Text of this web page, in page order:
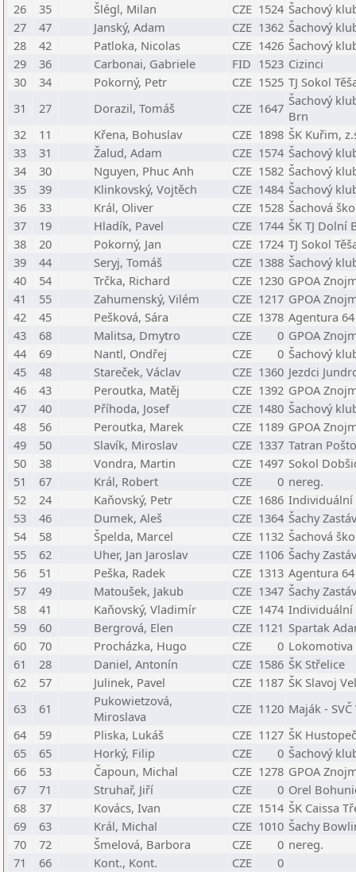
26
35 Šlégl, Milan CZE 1524 Šachový
27
47 Janský, Adam CZE 1362 Šachový
28
42 Patloka, Nicolas CZE 1426 Šachový
29
36 Carbonai, Gabriele FID 1523 Cizinci
30
34 Pokorný, Petr CZE 1525 TJ Sokol
31
27 Dorazil, Tomáš CZE 1647 Šachový
Brn
32
11 Křena, Bohuslav CZE 1898 ŠK Kuřim,
33
31 Žalud, Adam CZE 1574 Šachový
34
30 Nguyen, Phuc Anh CZE 1582 Šachový
35
39 Klinkovský, Vojtěch CZE 1484 Šachový
36
33 Král, Oliver CZE 1528 Šachová
37
19 Hladík, Pavel CZE 1744 ŠK TJ Dolní
38
20 Pokorný, Jan CZE 1724 TJ Sokol
39
44 Seryj, Tomáš CZE 1388 Šachový
40
54 Trčka, Richard CZE 1230 GPOA
41
55 Zahumenský, Vilém CZE 1217 GPOA
42
45 Pešková, Sára CZE 1378 Agentura
43
68 Malitsa, Dmytro CZE 0 GPOA
44
69 Nantl, Ondřej CZE 0 Šachový
45
48 Stareček, Václav CZE 1360 Jezdci
46
43 Peroutka, Matěj CZE 1392 GPOA
47
40 Příhoda, Josef CZE 1480 Šachový
48
56 Peroutka, Marek CZE 1189 GPOA
49
50 Slavík, Miroslav CZE 1337 Tatran
50
38 Vondra, Martin CZE 1497 Sokol
51
67 Král, Robert CZE 0 nereg.
52
24 Kaňovský, Petr CZE 1686 Individuální
53
46 Dumek, Aleš CZE 1364 Šachy
54
58 Špelda, Marcel CZE 1132 Šachová
55
62 Uher, Jan Jaroslav CZE 1106 Šachy
56
51 Peška, Radek CZE 1313 Agentura
57
49 Matoušek, Jakub CZE 1347 Šachy
58
41 Kaňovský, Vladimír CZE 1474 Individuální
59
60 Bergrová, Elen CZE 1121 Spartak
60
70 Procházka, Hugo CZE 0
61
28 Daniel, Antonín CZE 1586 ŠK Střelice
62
57 Julinek, Pavel CZE 1187 ŠK Slavoj
63
61
Pukowietzová,
Miroslava
CZE 1120 Maják -
64
59 Pliska, Lukáš CZE 1127 ŠK
65
65 Horký, Filip CZE 0 Šachový
66
53 Čapoun, Michal CZE 1278 GPOA
67
71 Struhař, Jiří CZE 0 Orel
68
37 Kovács, Ivan CZE 1514 ŠK Caissa
69
63 Král, Michal CZE 1010 Šachy
70
72 Šmelová, Barbora CZE 0 nereg.
71
66 Kont., Kont. CZE
0